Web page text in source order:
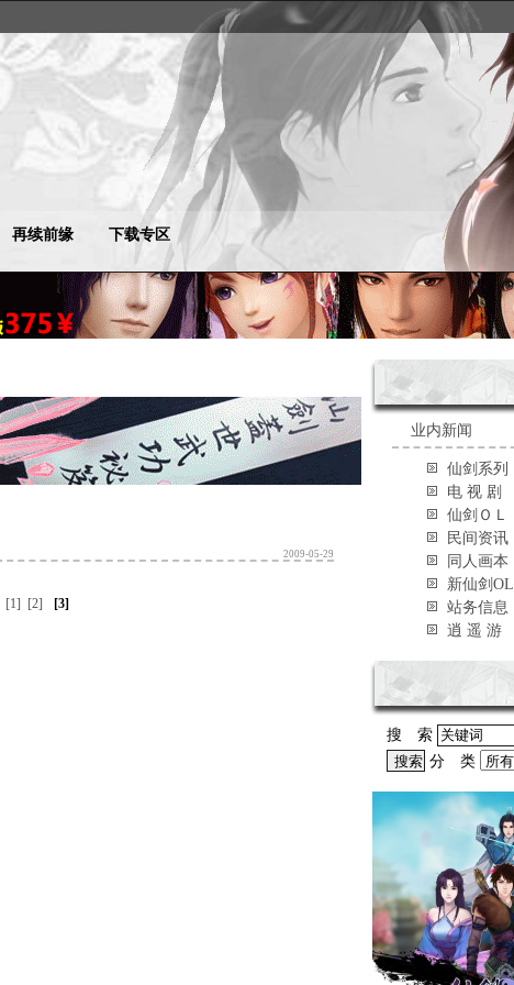
再续前缘 下载专区
2009-05-29
[1] [2] [3]
业内新闻
仙剑系列
电 视 剧
仙剑ＯＬ
民间资讯
同人画本
新仙剑OL
站务信息
逍 遥 游
搜 索
分 类